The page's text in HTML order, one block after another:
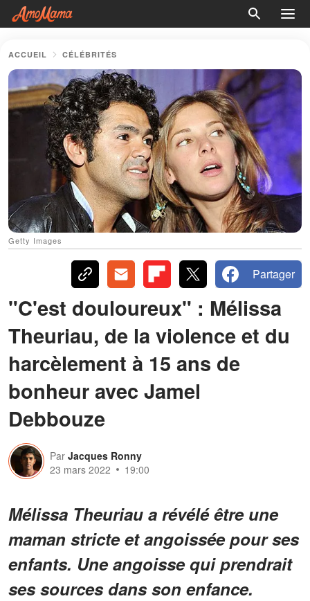
ACCUEIL CÉLÉBRITÉS
Getty Images
Partager
"C'est douloureux" : Mélissa
Theuriau, de la violence et du
harcèlement à 15 ans de
bonheur avec Jamel
Debbouze
Par Jacques Ronny
23 mars 2022
19:00
Mélissa Theuriau a révélé être une
maman stricte et angoissée pour ses
enfants. Une angoisse qui prendrait
ses sources dans son enfance.